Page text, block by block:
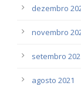
dezembro
novembro
setembro
agosto 2021